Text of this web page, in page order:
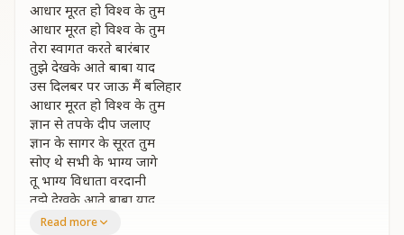
आधार मूरत हो विश्व के तुम
आधार मूरत हो विश्व के तुम
तेरा स्वागत करते बारंबार
तुझे देखके आते बाबा याद
उस दिलबर पर जाऊ मैं बलिहार
आधार मूरत हो विश्व के तुम
ज्ञान से तपके दीप जलाए
ज्ञान के सागर के सूरत तुम
सोए थे सभी के भाग्य जागे
तू भाग्य विधाता वरदानी
तुझे देखके आते बाबा याद
उस दिलबर पर जाऊ मैं बलिहार
Read more